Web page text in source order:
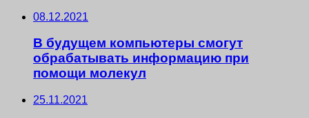
08.12.2021
В будущем компьютеры смогут
обрабатывать информацию при
помощи молекул
25.11.2021